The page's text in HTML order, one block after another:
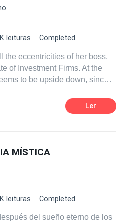
átona o seu único
de Blake em uma má
leituras Completed
the eccentricities of her boss,
of Investment Firms. At the
to be upside down, since
unfair? And now, to make
meets Mr. Boss. Heeeelp!
Ler
MÍSTICA
leituras Completed
del sueño eterno de los